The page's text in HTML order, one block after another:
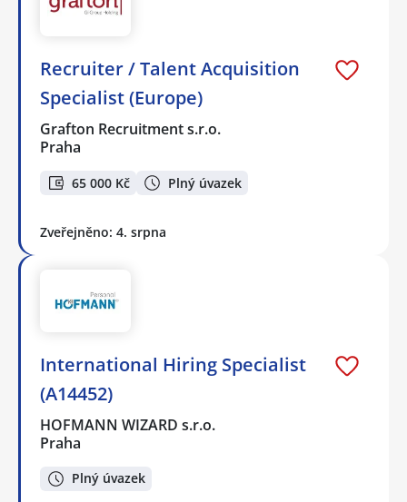
Recruiter / Talent Acquisition
Specialist (Europe)
Grafton Recruitment s.r.o.
Praha
65 000 Kč Plný úvazek
Zveřejněno: 4. srpna
International Hiring Specialist
(A14452)
HOFMANN WIZARD s.r.o.
Praha
Plný úvazek